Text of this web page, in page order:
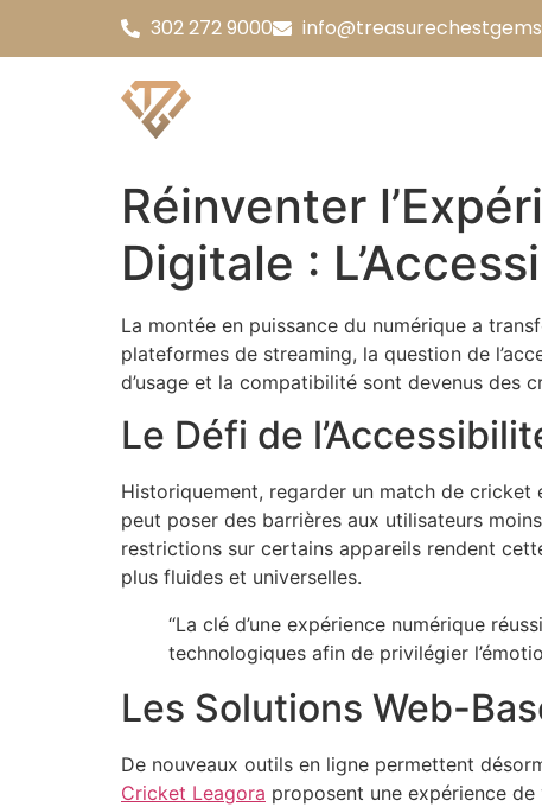
302 272 9000 info@treasurechestgems
Réinventer
Digitale :
La montée en puissance du numérique a
plateformes de streaming, la question de
d’usage et la compatibilité sont devenus des
Le Défi de
Historiquement, regarder un match de
peut poser des barrières aux utilisateurs
restrictions sur certains appareils rendent
plus fluides et universelles.
“La clé d’une expérience numérique
technologiques afin de privilégier
Les Solutions Web-
De nouveaux outils en ligne permettent
Cricket Leagora proposent une expérience